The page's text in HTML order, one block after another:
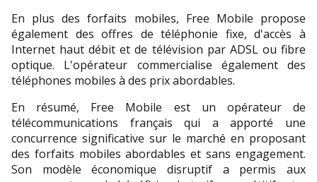
En plus des forfaits mobiles, Free Mobile propose
également des offres de téléphonie fixe, d'accès à
Internet haut débit et de télévision par ADSL ou fibre
optique. L'opérateur commercialise également des
téléphones mobiles à des prix abordables.
En résumé, Free Mobile est un opérateur de
télécommunications français qui a apporté une
concurrence significative sur le marché en proposant
des forfaits mobiles abordables et sans engagement.
Son modèle économique disruptif a permis aux